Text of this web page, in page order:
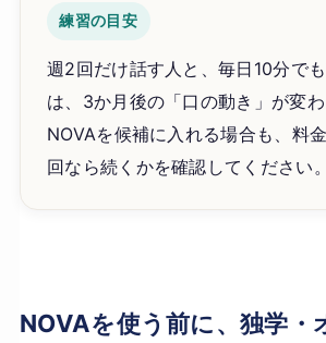
練習の目安
週2回だけ話す人と、毎日10分で
は、3か月後の「口の動き」が変わ
NOVAを候補に入れる場合も、料
回なら続くかを確認してください。
NOVAを使う前に、独学・